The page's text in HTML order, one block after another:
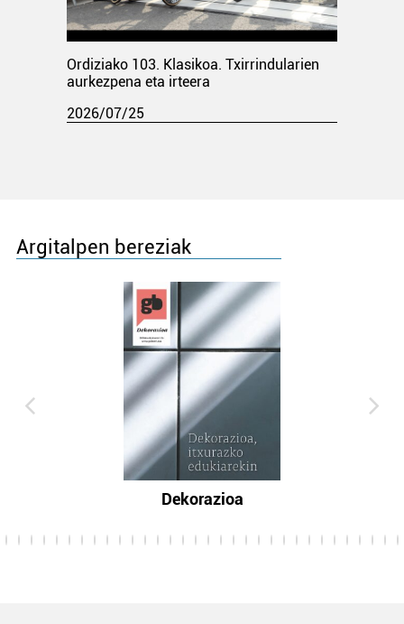
Ordiziako 103. Klasikoa. Txirrindularien
aurkezpena eta irteera
2026/07/25
Argitalpen bereziak
Dekorazioa